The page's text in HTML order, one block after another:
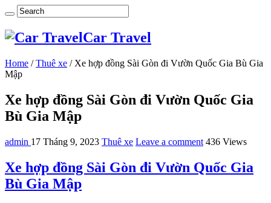
Car Travel
Home / Thuê xe / Xe hợp đồng Sài Gòn đi Vườn Quốc Gia Bù Gia
Mập
Xe hợp đồng Sài Gòn đi Vườn Quốc Gia
Bù Gia Mập
admin 17 Tháng 9, 2023 Thuê xe Leave a comment 436 Views
Xe hợp đồng Sài Gòn đi Vườn Quốc Gia
Bù Gia Mập